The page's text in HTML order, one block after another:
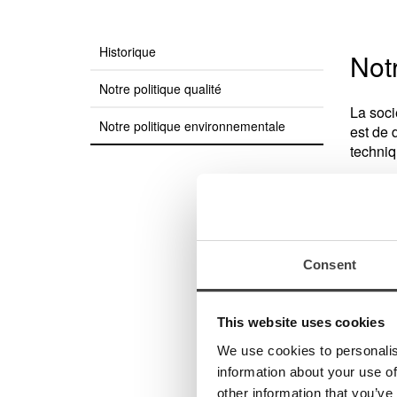
Consent
This website uses cookies
We use cookies to
information about your use
other information that
Historique
Notre politique qualité
Notre politique environnementale
La
est de